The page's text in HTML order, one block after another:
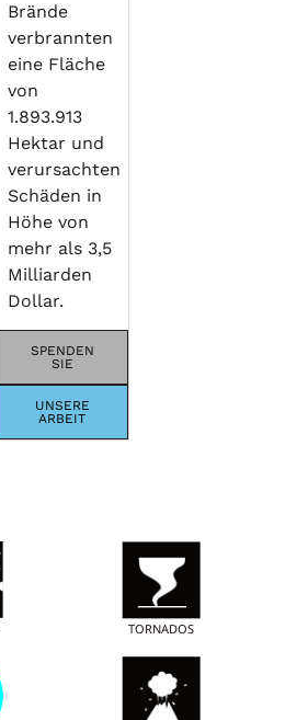
Brände
verbrannten
eine Fläche
von
1.893.913
Hektar und
verursachten
Schäden in
Höhe von
mehr als 3,5
Milliarden
Dollar.
SPENDEN
SIE
UNSERE
ARBEIT
TORNADOS